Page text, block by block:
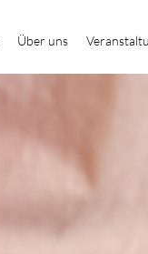
Über uns